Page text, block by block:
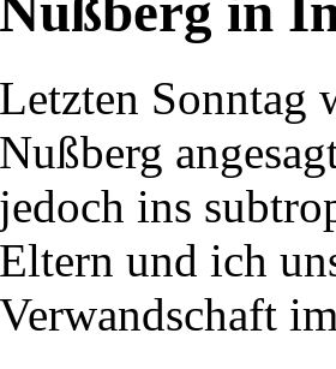
Letzten Sonntag
Nußberg
jedoch ins
Eltern und ich
Verwandschaft